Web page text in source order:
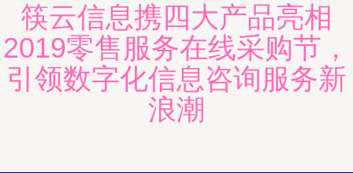
筷云信息携四大产品亮相
2019零售服务在线采购节，
引领数字化信息咨询服务新
浪潮